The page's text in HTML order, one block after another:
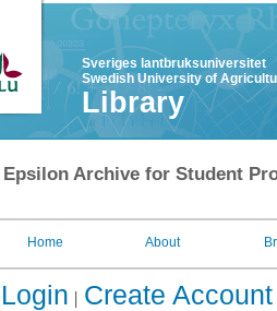
Sveriges lantbruksuniversitet
Swedish University of
Library
Epsilon Archive for Student
Home About
Login Create Account